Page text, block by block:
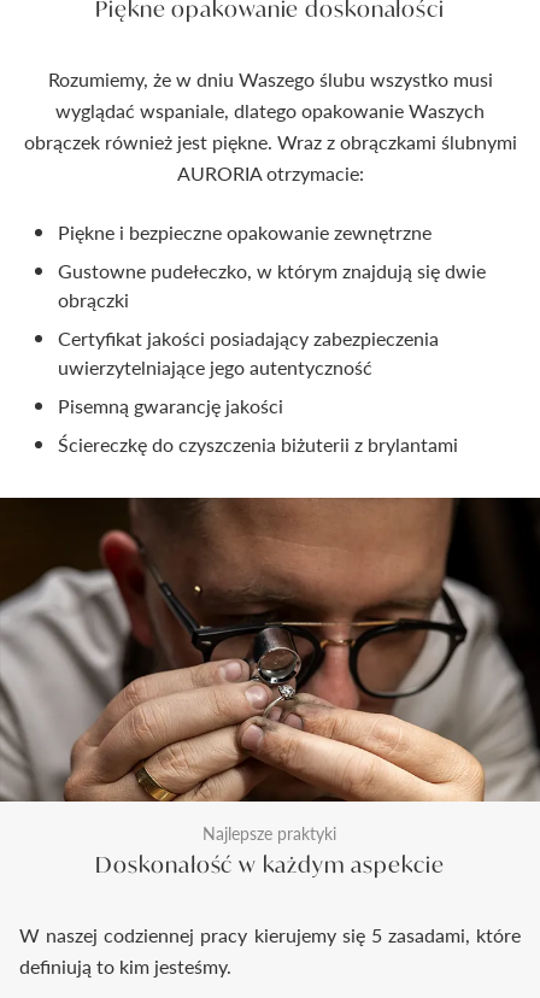
Piękne opakowanie doskonałości
Rozumiemy, że w dniu Waszego ślubu wszystko musi
wyglądać wspaniale, dlatego opakowanie Waszych
obrączek również jest piękne. Wraz z obrączkami ślubnymi
AURORIA otrzymacie:
Piękne i bezpieczne opakowanie zewnętrzne
Gustowne pudełeczko, w którym znajdują się dwie
obrączki
Certyfikat jakości posiadający zabezpieczenia
uwierzytelniające jego autentyczność
Pisemną gwarancję jakości
Ściereczkę do czyszczenia biżuterii z brylantami
Najlepsze praktyki
Doskonałość w każdym aspekcie
W naszej codziennej pracy kierujemy się 5 zasadami, które
definiują to kim jesteśmy.